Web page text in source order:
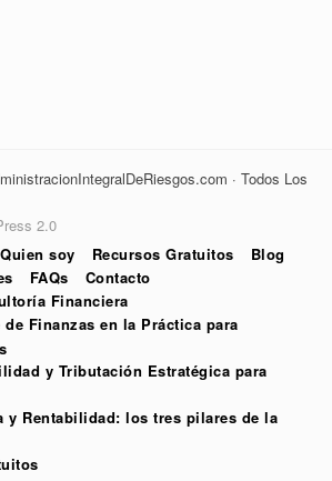
· Todos Los
2.0
Quien soy Recursos Gratuitos
Blog
FAQs
Contacto
Financiera
Finanzas en la Práctica para
y Tributación Estratégica para
y Rentabilidad: los tres pilares de la